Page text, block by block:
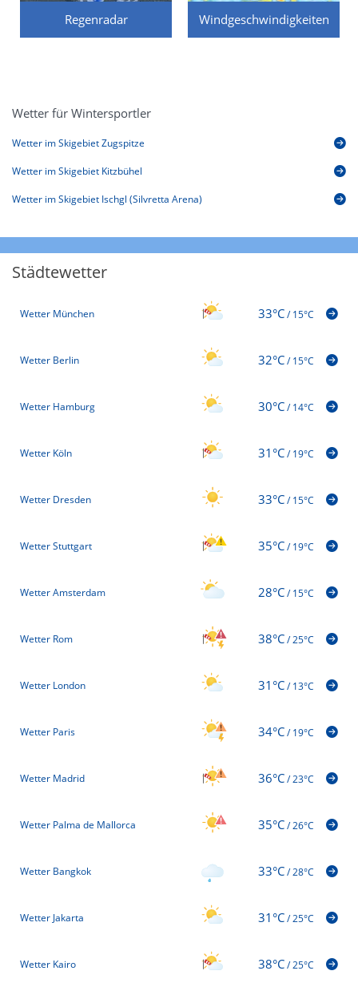
Regenradar Windgeschwindigkeiten
Wetter für Wintersportler
Wetter im Skigebiet Zugspitze
Wetter im Skigebiet Kitzbühel
Wetter im Skigebiet Ischgl (Silvretta Arena)
Städtewetter
Wetter München 33°C/15°C
Wetter Berlin 32°C/15°C
Wetter Hamburg 30°C/14°C
Wetter Köln 31°C/19°C
Wetter Dresden 33°C/15°C
Wetter Stuttgart 35°C/19°C
Wetter Amsterdam 28°C/15°C
Wetter Rom 38°C/25°C
Wetter London 31°C/13°C
Wetter Paris 34°C/19°C
Wetter Madrid 36°C/23°C
Wetter Palma de Mallorca 35°C/26°C
Wetter Bangkok 33°C/28°C
Wetter Jakarta 31°C/25°C
Wetter Kairo 38°C/25°C